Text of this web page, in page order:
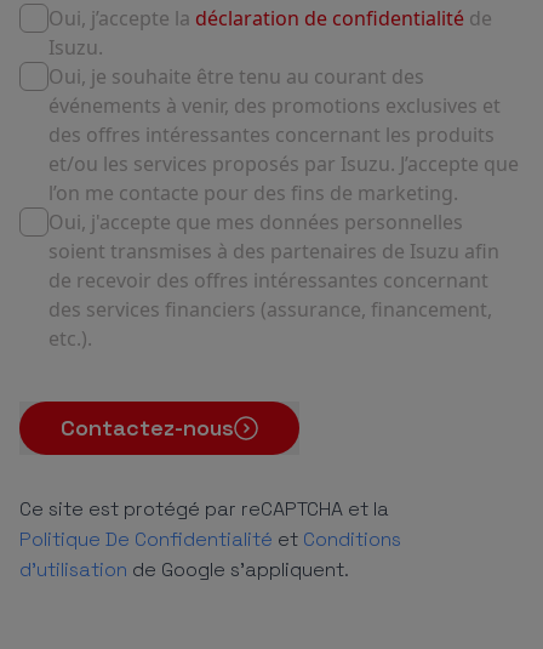
Oui, j’accepte la déclaration de confidentialité de
Isuzu.
Oui, je souhaite être tenu au courant des
événements à venir, des promotions exclusives et
des offres intéressantes concernant les produits
et/ou les services proposés par Isuzu. J’accepte que
l’on me contacte pour des fins de marketing.
Oui, j'accepte que mes données personnelles
soient transmises à des partenaires de Isuzu afin
de recevoir des offres intéressantes concernant
des services financiers (assurance, financement,
etc.).
Contactez-nous
Ce site est protégé par reCAPTCHA et la
Politique De Confidentialité et Conditions
d'utilisation de Google s'appliquent.